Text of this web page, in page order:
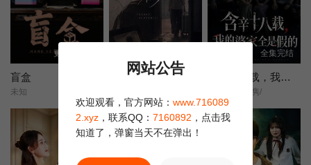
更新第13集
盲盒
未知
她不是不敢离
全集完结
含辛十八载，我的婆家全是假的
张耀尹/伍京隽/
网站公告
欢迎观看，官方网站： www.716089
2.xyz ，联系QQ： 7160892 ，点击我
知道了，弹窗当天不在弹出！